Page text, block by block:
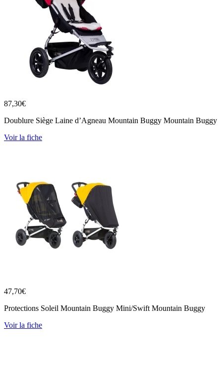
87,30€
Doublure Siège Laine d’Agneau Mountain Buggy Mountain Buggy
Voir la fiche
47,70€
Protections Soleil Mountain Buggy Mini/Swift Mountain Buggy
Voir la fiche